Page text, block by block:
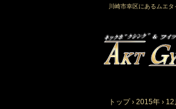
川崎市幸区にあるムエ
トップ › 2015年 › 12